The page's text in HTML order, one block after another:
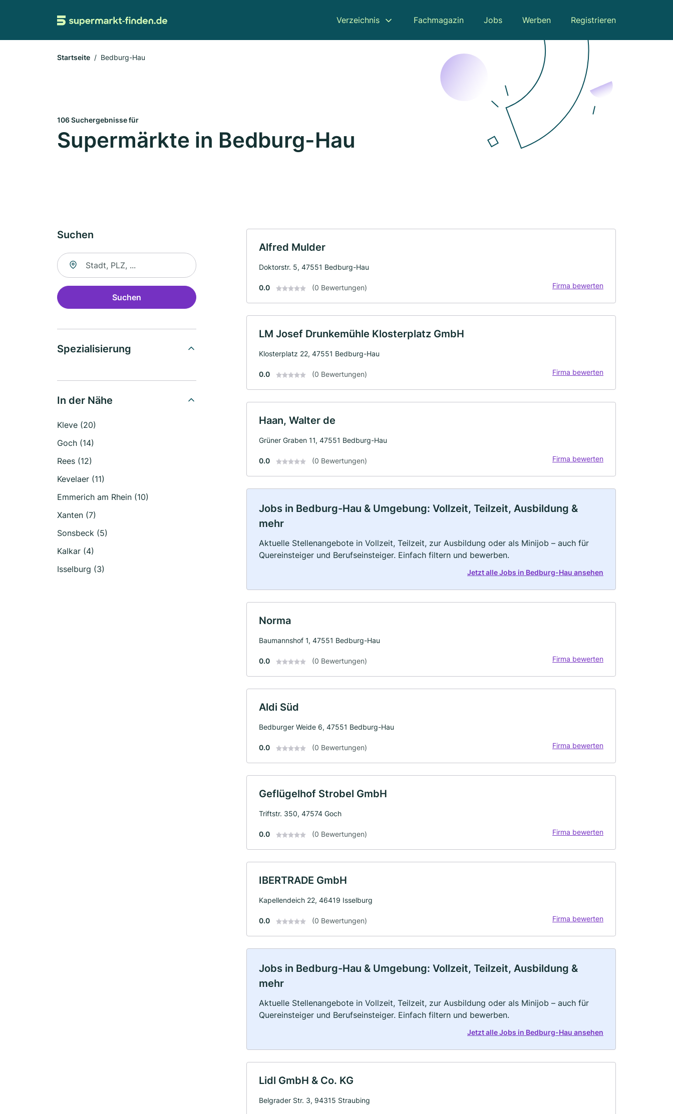
Verzeichnis Fachmagazin Jobs Werben Registrieren
Startseite Bedburg-Hau
106 Suchergebnisse für
Supermärkte in Bedburg-Hau
Suchen
Suche nach Ort
Suchen
Spezialisierung
In der Nähe
Kleve (20)
Goch (14)
Rees (12)
Kevelaer (11)
Emmerich am Rhein (10)
Xanten (7)
Sonsbeck (5)
Kalkar (4)
Isselburg (3)
Alfred Mulder
Doktorstr. 5, 47551 Bedburg-Hau
0.0 (0 Bewertungen) Firma bewerten
LM Josef Drunkemühle Klosterplatz GmbH
Klosterplatz 22, 47551 Bedburg-Hau
0.0 (0 Bewertungen) Firma bewerten
Haan, Walter de
Grüner Graben 11, 47551 Bedburg-Hau
0.0 (0 Bewertungen) Firma bewerten
Jobs in Bedburg-Hau & Umgebung: Vollzeit, Teilzeit, Ausbildung &
mehr
Aktuelle Stellenangebote in Vollzeit, Teilzeit, zur Ausbildung oder als Minijob – auch für
Quereinsteiger und Berufseinsteiger. Einfach filtern und bewerben.
Jetzt alle Jobs in Bedburg-Hau ansehen
Norma
Baumannshof 1, 47551 Bedburg-Hau
0.0 (0 Bewertungen) Firma bewerten
Aldi Süd
Bedburger Weide 6, 47551 Bedburg-Hau
0.0 (0 Bewertungen) Firma bewerten
Geflügelhof Strobel GmbH
Triftstr. 350, 47574 Goch
0.0 (0 Bewertungen) Firma bewerten
IBERTRADE GmbH
Kapellendeich 22, 46419 Isselburg
0.0 (0 Bewertungen) Firma bewerten
Jobs in Bedburg-Hau & Umgebung: Vollzeit, Teilzeit, Ausbildung &
mehr
Aktuelle Stellenangebote in Vollzeit, Teilzeit, zur Ausbildung oder als Minijob – auch für
Quereinsteiger und Berufseinsteiger. Einfach filtern und bewerben.
Jetzt alle Jobs in Bedburg-Hau ansehen
Lidl GmbH & Co. KG
Belgrader Str. 3, 94315 Straubing